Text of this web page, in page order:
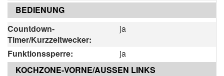
BEDIENUNG
Countdown-
Timer/Kurzzeitwecker:
ja
Funktionssperre:
ja
KOCHZONE-VORNE/AUSSEN LINKS